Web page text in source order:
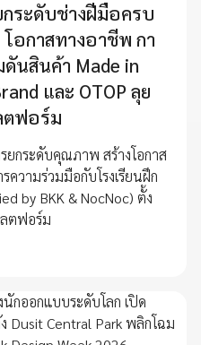
ระดับช่างฝีมือครบ
อกาสทางอาชีพ กา
นสินค้า Made in
และ OTOP ลุย
ตฟอร์ม
กระดับคุณภาพ สร้างโอกาส
ความร่วมมือกับโรงเรียนฝึก
by BKK & NocNoc) ตั้ง
ตฟอร์ม